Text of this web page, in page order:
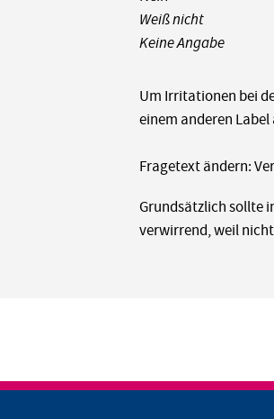
Weiß nicht
Keine Angabe
Um Irritationen bei
einem anderen
Fragetext ändern:
Grundsätzlich sollte
verwirrend, weil